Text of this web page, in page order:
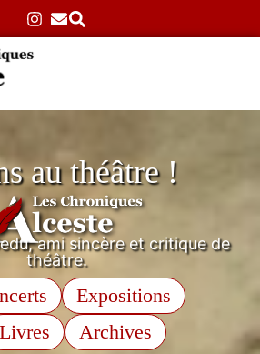
au théâtre !
ami sincère et critique de
théâtre.
Expositions
Livres Archives